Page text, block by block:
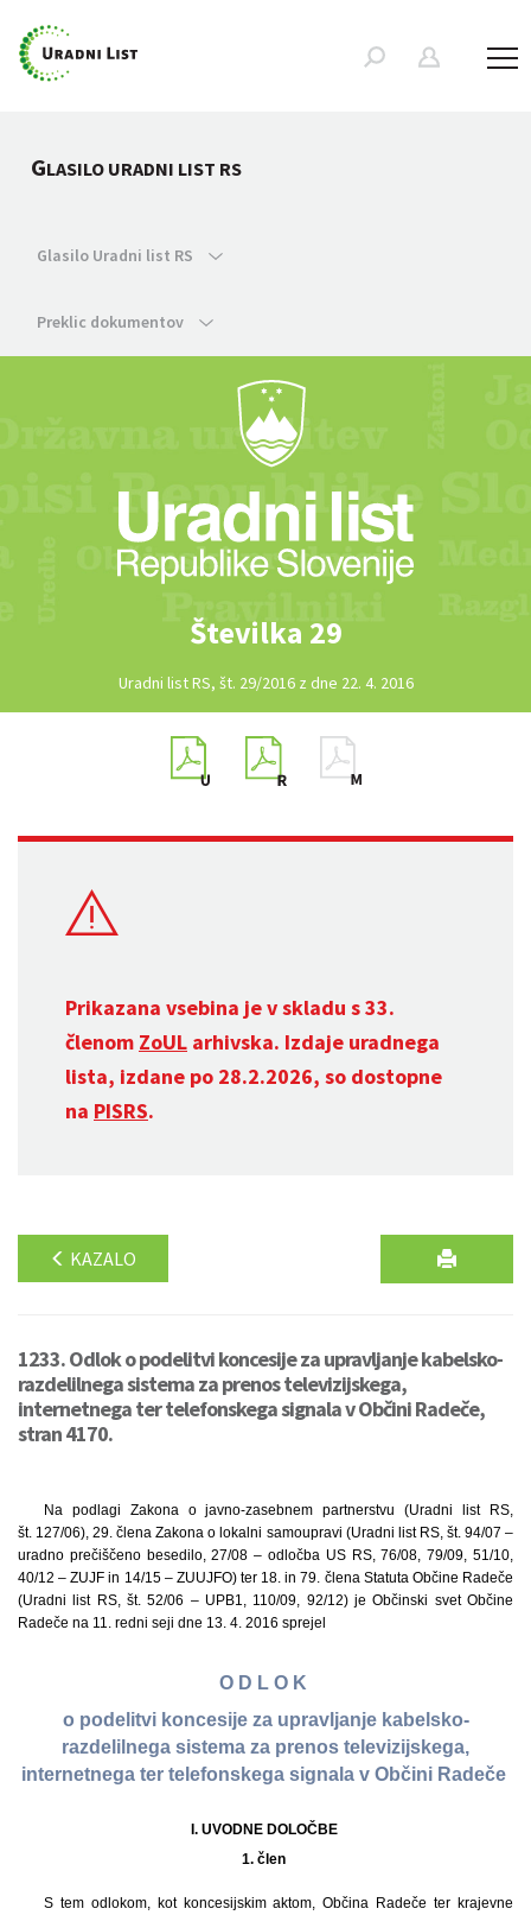
GLASILO URADNI LIST RS
Glasilo Uradni list RS
Preklic dokumentov
Številka 29
Uradni list RS, št. 29/2016 z dne 22. 4. 2016
Prikazana vsebina je v skladu s 33.
členom ZoUL arhivska. Izdaje uradnega
lista, izdane po 28.2.2026, so dostopne
na PISRS.
KAZALO
1233. Odlok o podelitvi koncesije za upravljanje kabelsko-
razdelilnega sistema za prenos televizijskega,
internetnega ter telefonskega signala v Občini Radeče,
stran 4170.
Na podlagi Zakona o javno-zasebnem partnerstvu (Uradni list RS,
št. 127/06), 29. člena Zakona o lokalni samoupravi (Uradni list RS, št. 94/07 –
uradno prečiščeno besedilo, 27/08 – odločba US RS, 76/08, 79/09, 51/10,
40/12 – ZUJF in 14/15 – ZUUJFO) ter 18. in 79. člena Statuta Občine Radeče
(Uradni list RS, št. 52/06 – UPB1, 110/09, 92/12) je Občinski svet Občine
Radeče na 11. redni seji dne 13. 4. 2016 sprejel
O D L O K
o podelitvi koncesije za upravljanje kabelsko-
razdelilnega sistema za prenos televizijskega,
internetnega ter telefonskega signala v Občini Radeče
I. UVODNE DOLOČBE
1. člen
S tem odlokom, kot koncesijskim aktom, Občina Radeče ter krajevne